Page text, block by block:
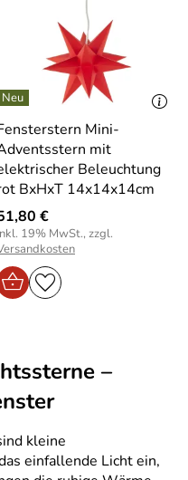
Mini-
mit
Beleuchtung
BxHxT 14x14x14cm
€
19% MwSt., zzgl.
–
kleine
einfallende Licht ein,